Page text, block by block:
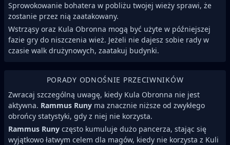
Sprowokowanie bohatera w pobliżu twojej wieży sprawi, że
zostanie przez nią zaatakowany.
Wstrząsy oraz Kula Obronna mogą być użyte w późniejszej
fazie gry do niszczenia wież. Jeżeli nie dajesz sobie rady w
czasie walk drużynowych, zaatakuj budynki.
PORADY ODNOŚNIE PRZECIWNIKÓW
Zwracaj szczególną uwagę, kiedy Kula Obronna nie jest
aktywna. Rammus Runy ma znacznie niższe od zwykłego
obrońcy statystyki, gdy z niej nie korzysta.
Rammus Runy często kumuluje dużo pancerza, stając się
wyjątkowo łatwym celem dla magów, kiedy nie korzysta z Kuli